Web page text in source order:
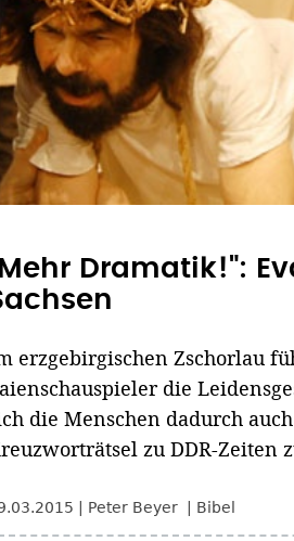
Dramatik!":
erzgebirgischen Zschorlau
die
die Menschen dadurch
zu DDR-Zeiten
Peter Beyer Bibel